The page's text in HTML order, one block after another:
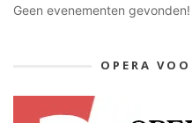
Geen evenementen gevonden!
OPERA